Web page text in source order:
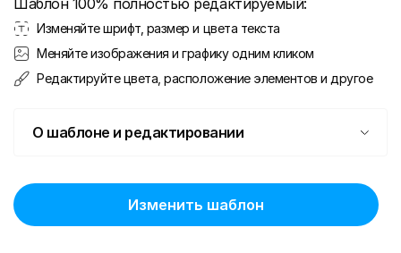
Шаблон 100% полностью редактируемый:
Изменяйте шрифт, размер и цвета текста
Меняйте изображения и графику одним кликом
Редактируйте цвета, расположение элементов и другое
О шаблоне и редактировании
Изменить шаблон